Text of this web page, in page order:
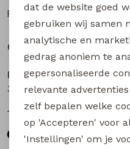
Ruilen en retourneren
Gerelateerde
Persival
3310604 W20111 meisjes t-shirts lange mouw Zwart
14,99
Marketing cookies
dat de website goed
gebruiken wij samen
analytische en
gedrag anoniem te
gepersonaliseerde
relevante
zelf bepalen welke
op 'Accepteren' voor
'Instellingen' om je